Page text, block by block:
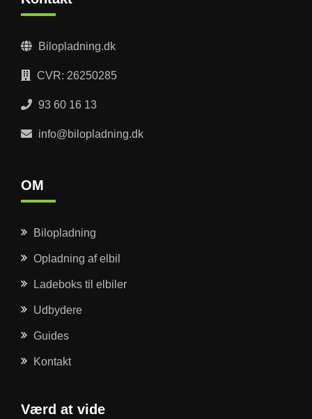
Bilopladning.dk
CVR: 26250285
93 60 16 13
info@bilopladning.dk
OM
Bilopladning
Opladning af elbil
Ladeboks til elbiler
Udbydere
Guides
Kontakt
Værd at vide